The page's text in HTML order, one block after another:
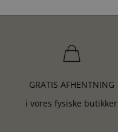
GRATIS AFHENTNING
i vores fysiske butikker